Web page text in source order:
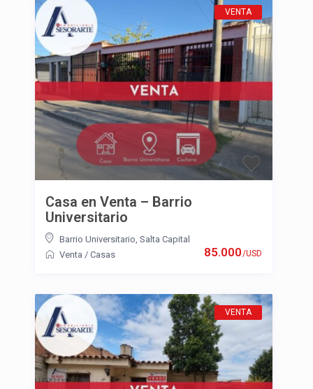
VENTA
85.000/USD
Casa en Venta – Barrio
Universitario
Barrio Universitario Salta Capital
Venta / Casas
VENTA